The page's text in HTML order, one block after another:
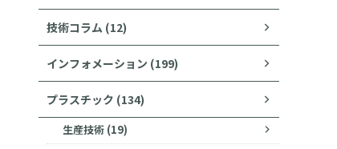
技術コラム (12)
インフォメーション (199)
プラスチック (134)
生産技術 (19)